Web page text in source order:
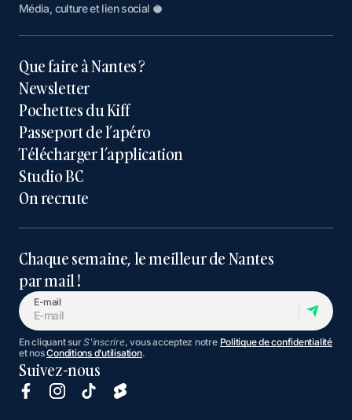
Média, culture et lien social 🥥
Que faire à Nantes ?
Newsletter
Pochettes du Kiff
Passeport de l’apéro
Télécharger l’application
Studio BC
On recrute
Chaque semaine, le meilleur de Nantes
par mail !
E-mail
En cliquant surS'inscrire, vous acceptez notre Politique de confidentialité
et nosConditions d’utilisation.
Suivez-nous